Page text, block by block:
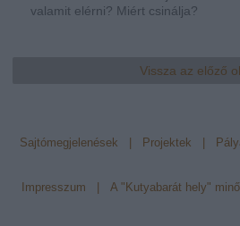
valamit elérni? Miért csinálja?
Vissza az előző
Sajtómegjelenések Projektek
Impresszum A "Kutyabarát hely"